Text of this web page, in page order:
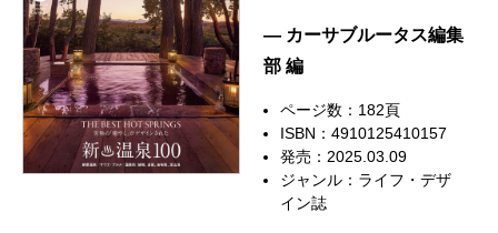
— カーサブルータス編集
部 編
ページ数：182頁
ISBN：4910125410157
発売：2025.03.09
ジャンル： ライフ・デザ
イン誌